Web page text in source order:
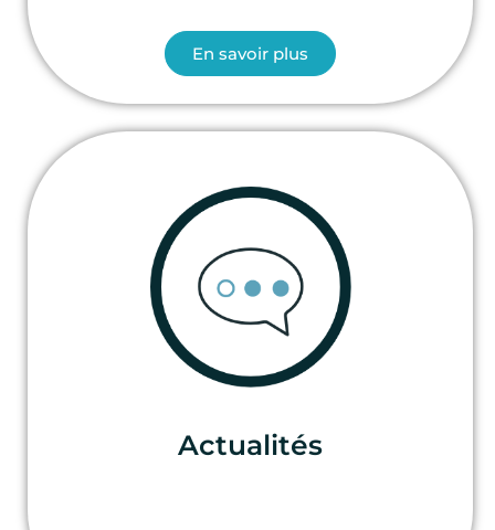
En savoir plus
Actualités